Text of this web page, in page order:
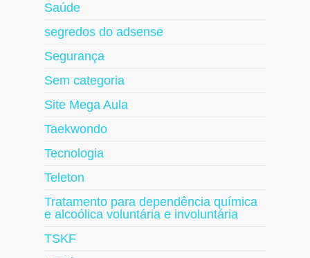
Saúde
segredos do adsense
Segurança
Sem categoria
Site Mega Aula
Taekwondo
Tecnologia
Teleton
Tratamento para dependência química
e alcoólica voluntária e involuntária
TSKF